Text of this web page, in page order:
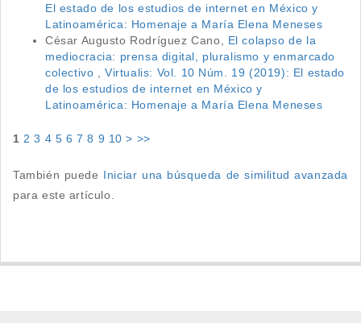
El estado de los estudios de internet en México y
Latinoamérica: Homenaje a María Elena Meneses
César Augusto Rodríguez Cano, El colapso de la
mediocracia: prensa digital, pluralismo y enmarcado
colectivo
,Virtualis: Vol. 10 Núm. 19 (2019): El estado
de los estudios de internet en México y
Latinoamérica: Homenaje a María Elena Meneses
1 2 3 4 5 6 7 8 9 10 > >>
También puede Iniciar una búsqueda de similitud avanzada
para este artículo.